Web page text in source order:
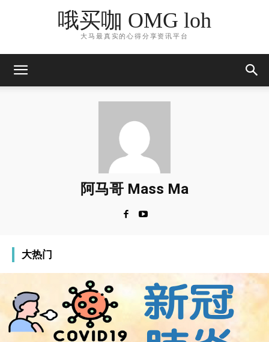
哦买咖 OMG loh
大马最真实的心得分享资讯平台
阿马哥 Mass Ma
大热门